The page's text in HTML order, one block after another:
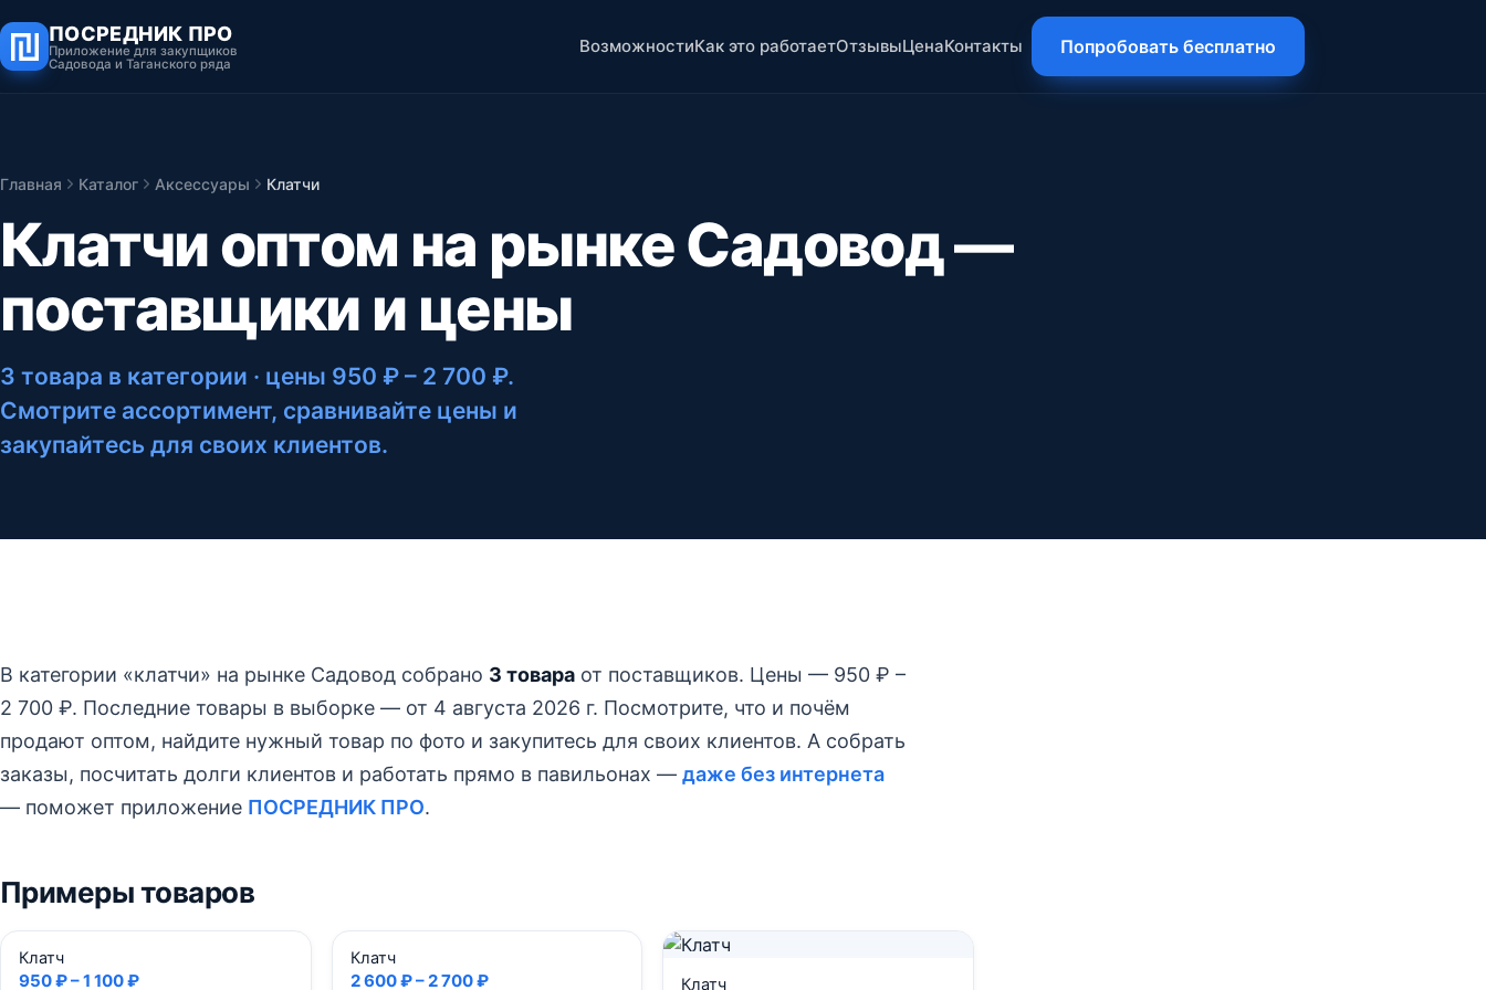
ПОСРЕДНИК ПРО
Приложение для закупщиков
Садовода и Таганского ряда
ВозможностиКак это работаетОтзывыЦенаКонтакты Попробовать бесплатно
Главная Каталог Аксессуары Клатчи
Клатчи оптом на рынке Садовод —
поставщики и цены
3 товара в категории · цены 950 ₽ – 2 700 ₽.
Смотрите ассортимент, сравнивайте цены и
закупайтесь для своих клиентов.
В категории «клатчи» на рынке Садовод собрано 3 товара от поставщиков. Цены — 950 ₽ –
2 700 ₽. Последние товары в выборке — от 4 августа 2026 г. Посмотрите, что и почём
продают оптом, найдите нужный товар по фото и закупитесь для своих клиентов. А собрать
заказы, посчитать долги клиентов и работать прямо в павильонах — даже без интернета
— поможет приложение ПОСРЕДНИК ПРО.
Примеры товаров
Клатч
950 ₽ – 1 100 ₽
Клатч
2 600 ₽ – 2 700 ₽ Клатч